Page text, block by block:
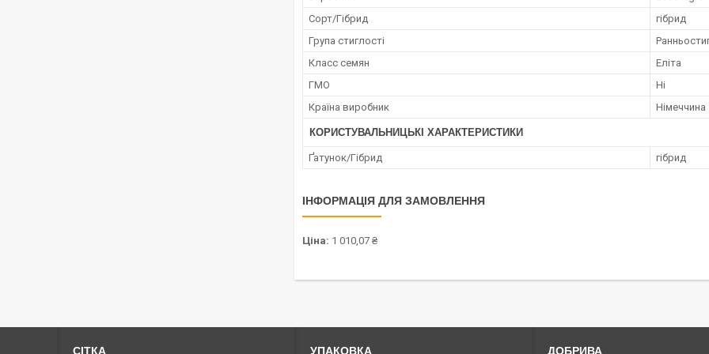
Сорт/Гібрид
гібрид
Група стиглості
Класс семян
Еліта
ГМО
Ні
Країна виробник
Німеччина
КОРИСТУВАЛЬНИЦЬКІ ХАРАКТЕРИСТИКИ
Ґатунок/Гібрид гібрид
ІНФОРМАЦІЯ ДЛЯ ЗАМОВЛЕННЯ
Ціна: 1 010,07 ₴
СІТКА УПАКОВКА ДОБРИВА